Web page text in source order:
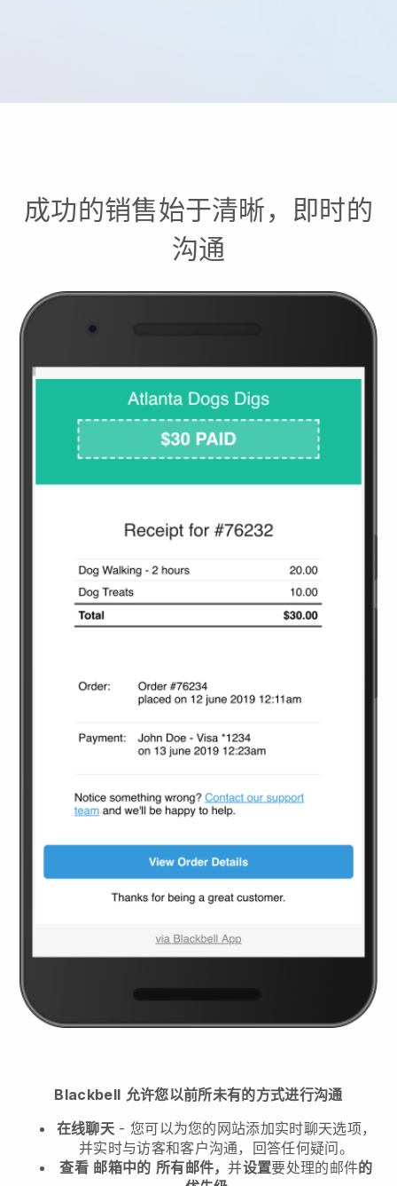
成功的销售始于清晰，即时的
沟通
Blackbell 允许您以前所未有的方式进行沟通
在线聊天- 您可以为您的网站添加实时聊天选项，
并实时与访客和客户沟通，回答任何疑问。
查看 邮箱中的 所有邮件，并设置要处理的邮件的